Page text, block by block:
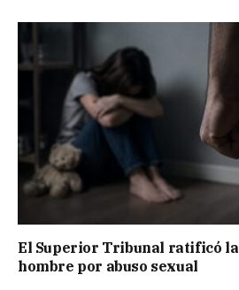
El Superior Tribunal ratificó la
hombre por abuso sexual